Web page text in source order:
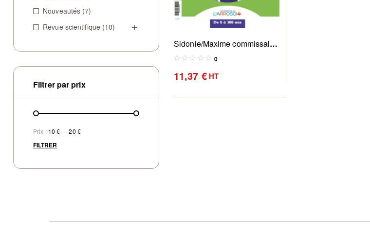
Sidonie/Maxime commissaire
de justice
0
11,37 €HT
Nouveautés (7)
Revue scientifique (10)
Filtrer par prix
FILTRER
Prix : 10 €—20 €